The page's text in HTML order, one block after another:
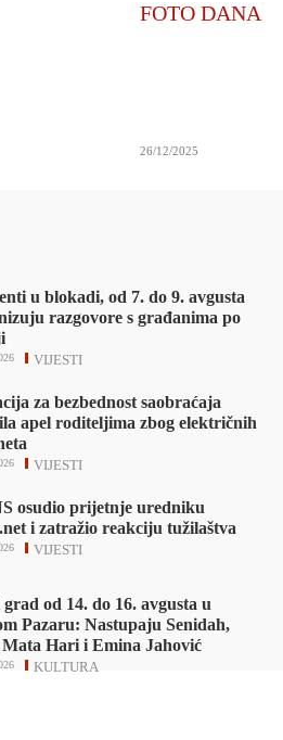
FOTO DANA
26/12/2025
u blokadi, od 7. do 9. avgusta
razgovore s građanima po
VIJESTI
za bezbednost saobraćaja
apel roditeljima zbog električnih
VIJESTI
osudio prijetnje uredniku
i zatražio reakciju tužilaštva
VIJESTI
od 14. do 16. avgusta u
Pazaru: Nastupaju Senidah,
Hari i Emina Jahović
KULTURA